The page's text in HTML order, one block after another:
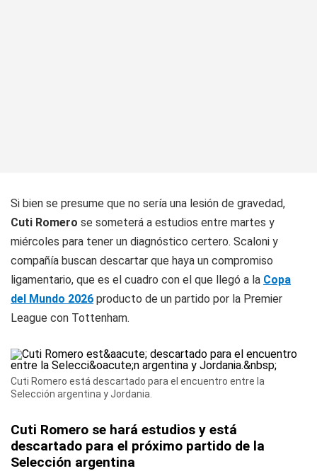
Si bien se presume que no sería una lesión de gravedad,
Cuti Romero se someterá a estudios entre martes y
miércoles para tener un diagnóstico certero. Scaloni y
compañía buscan descartar que haya un compromiso
ligamentario, que es el cuadro con el que llegó a la Copa
del Mundo 2026 producto de un partido por la Premier
League con Tottenham.
Cuti Romero está descartado para el encuentro entre la
Selección argentina y Jordania.
Cuti Romero se hará estudios y está
descartado para el próximo partido de la
Selección argentina